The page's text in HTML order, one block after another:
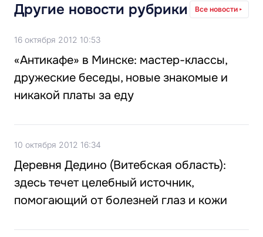
Другие новости рубрики Все новости
16 октября 2012 10:53
«Антикафе» в Минске: мастер-классы,
дружеские беседы, новые знакомые и
никакой платы за еду
10 октября 2012 16:34
Деревня Дедино (Витебская область):
здесь течет целебный источник,
помогающий от болезней глаз и кожи